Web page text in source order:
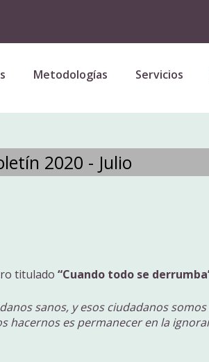
Metodologías Servicios
2020 - Julio
titulado “Cuando todo se
sanos, y esos ciudadanos
es permanecer en la